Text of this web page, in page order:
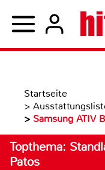
Startseite
>
> Samsung ATIV
Topthema:
Patos